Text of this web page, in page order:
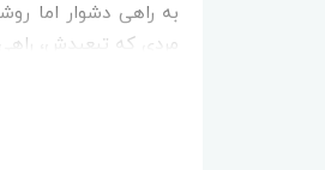
به راهی دشوار اما
مردی که تبعیدش،